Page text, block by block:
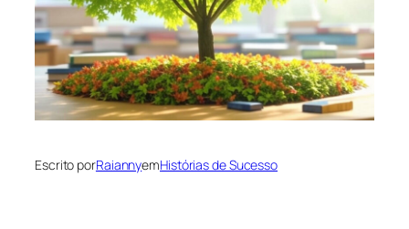
Escrito porRaiannyemHistórias de Sucesso